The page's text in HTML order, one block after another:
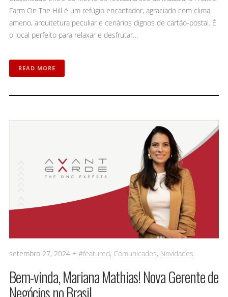
Farm On The Hill é um refúgio encantador, agraciado com clima
ameno, arquitetura peculiar e cenários dignos de cartão-postal. É
o local perfeito para relaxar e desfrutar…
READ MORE
setembro 27, 2024 + #featured, Comunicados, Novidades
Bem-vinda, Mariana Mathias! Nova Gerente de
Negócios no Brasil